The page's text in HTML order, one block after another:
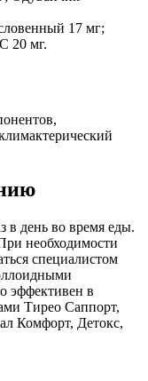
17 мг;
20 мг.
в день во время еды.
необходимости
специалистом
эффективен в
Тирео Саппорт,
Комфорт, Детокс,